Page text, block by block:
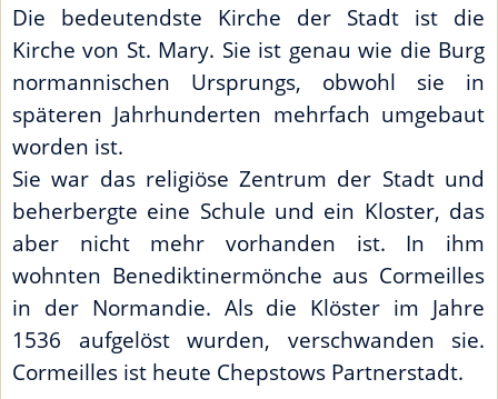
Die bedeutendste Kirche der Stadt ist die
Kirche von St. Mary. Sie ist genau wie die Burg
normannischen Ursprungs, obwohl sie in
späteren Jahrhunderten mehrfach umgebaut
worden ist.
Sie war das religiöse Zentrum der Stadt und
beherbergte eine Schule und ein Kloster, das
aber nicht mehr vorhanden ist. In ihm
wohnten Benediktinermönche aus Cormeilles
in der Normandie. Als die Klöster im Jahre
1536 aufgelöst wurden, verschwanden sie.
Cormeilles ist heute Chepstows Partnerstadt.